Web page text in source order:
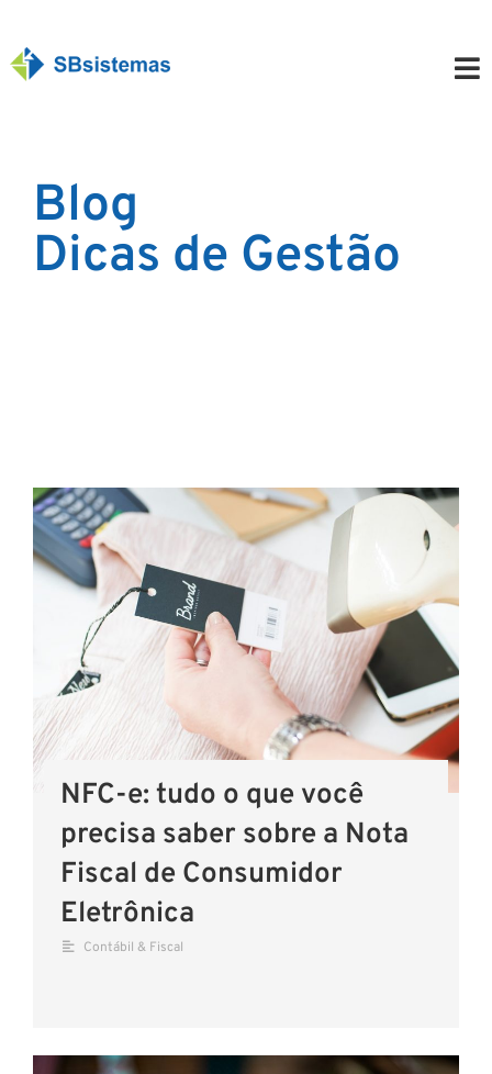
Blog
Dicas de Gestão
NFC-e: tudo o que você
precisa saber sobre a Nota
Fiscal de Consumidor
Eletrônica
Contábil & Fiscal